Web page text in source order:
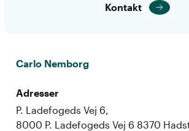
Kontakt
Carlo Nemborg
Adresser
P. Ladefogeds Vej 6,
8000 P. Ladefogeds Vej 6 8370